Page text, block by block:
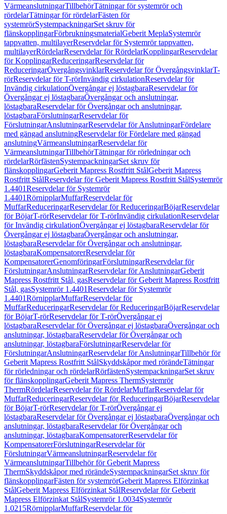
VärmeanslutningarTillbehörTätningar för systemrör och
rördelarTätningar för rördelarFästen för
systemrörSystempackningarSet skruv för
flänskopplingarFörbrukningsmaterialGeberit MeplaSystemrör
tappvatten, multilayerReservdelar för Systemrör tappvatten,
multilayerRördelarReservdelar för RördelarKopplingarReservdelar
för KopplingarReduceringarReservdelar för
ReduceringarÖvergångsvinklarReservdelar för ÖvergångsvinklarT-
rörReservdelar för T-rörInvändig cirkulationReservdelar för
Invändig cirkulationÖvergångar ej löstagbaraReservdelar för
Övergångar ej löstagbaraÖvergångar och anslutningar,
löstagbaraReservdelar för Övergångar och anslutningar,
löstagbaraFörslutningarReservdelar för
FörslutningarAnslutningarReservdelar för AnslutningarFördelare
med gängad anslutningReservdelar för Fördelare med gängad
anslutningVärmeanslutningarReservdelar för
VärmeanslutningarTillbehörTätningar för rörledningar och
rördelarRörfästenSystempackningarSet skruv för
flänskopplingarGeberit Mapress Rostfritt StålGeberit Mapress
Rostfritt StålReservdelar för Geberit Mapress Rostfritt StålSystemrör
1.4401Reservdelar för Systemrör
1.4401RörnipplarMuffarReservdelar för
MuffarReduceringarReservdelar för ReduceringarBöjarReservdelar
för BöjarT-rörReservdelar för T-rörInvändig cirkulationReservdelar
för Invändig cirkulationÖvergångar ej löstagbaraReservdelar för
Övergångar ej löstagbaraÖvergångar och anslutningar,
löstagbaraReservdelar för Övergångar och anslutningar,
löstagbaraKompensatorerReservdelar för
KompensatorerGenomföringarFörslutningarReservdelar för
FörslutningarAnslutningarReservdelar för AnslutningarGeberit
Mapress Rostfritt Stål, gasReservdelar för Geberit Mapress Rostfritt
Stål, gasSystemrör 1.4401Reservdelar för Systemrör
1.4401RörnipplarMuffarReservdelar för
MuffarReduceringarReservdelar för ReduceringarBöjarReservdelar
för BöjarT-rörReservdelar för T-rörÖvergångar ej
löstagbaraReservdelar för Övergångar ej löstagbaraÖvergångar och
anslutningar, löstagbaraReservdelar för Övergångar och
anslutningar, löstagbaraFörslutningarReservdelar för
FörslutningarAnslutningarReservdelar för AnslutningarTillbehör för
Geberit Mapress Rostfritt StålSkyddskåpor med rörändeTätningar
för rörledningar och rördelarRörfästenSystempackningarSet skruv
för flänskopplingarGeberit Mapress ThermSystemrör
ThermRördelarReservdelar för RördelarMuffarReservdelar för
MuffarReduceringarReservdelar för ReduceringarBöjarReservdelar
för BöjarT-rörReservdelar för T-rörÖvergångar ej
löstagbaraReservdelar för Övergångar ej löstagbaraÖvergångar och
anslutningar, löstagbaraReservdelar för Övergångar och
anslutningar, löstagbaraKompensatorerReservdelar för
KompensatorerFörslutningarReservdelar för
FörslutningarVärmeanslutningarReservdelar för
VärmeanslutningarTillbehör för Geberit Mapress
ThermSkyddskåpor med rörändeSystempackningarSet skruv för
flänskopplingarFästen för systemrörGeberit Mapress Elförzinkat
StålGeberit Mapress Elförzinkat StålReservdelar för Geberit
Mapress Elförzinkat StålSystemrör 1.0034Systemrör
1.0215RörnipplarMuffarReservdelar för